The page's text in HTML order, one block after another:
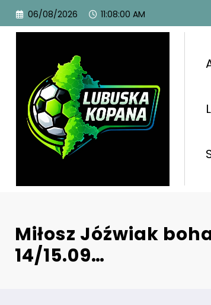
06/08/2026 11:08:01 AM
Miłosz Jóźwiak
14/15.09…